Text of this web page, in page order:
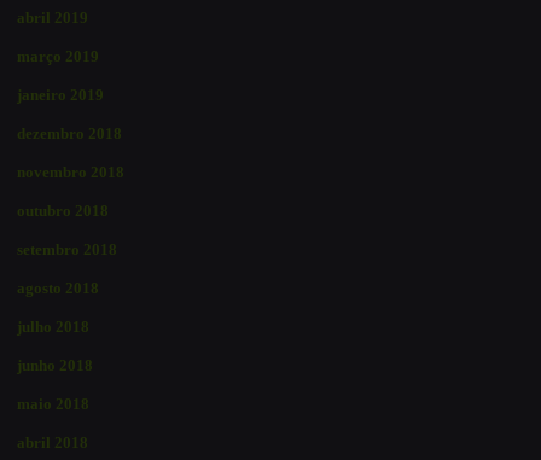
abril 2019
março 2019
janeiro 2019
dezembro 2018
novembro 2018
outubro 2018
setembro 2018
agosto 2018
julho 2018
junho 2018
maio 2018
abril 2018